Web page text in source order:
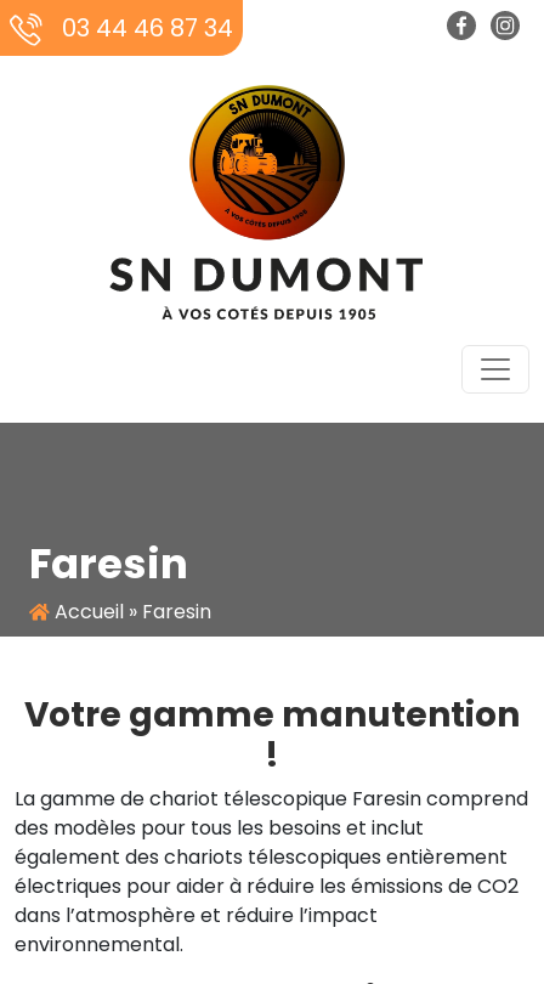
03 44 46 87 34
Faresin
Accueil » Faresin
Votre gamme manutention
!
La gamme de chariot télescopique Faresin comprend
des modèles pour tous les besoins et inclut
également des chariots télescopiques entièrement
électriques pour aider à réduire les émissions de CO2
dans l’atmosphère et réduire l’impact
environnemental.